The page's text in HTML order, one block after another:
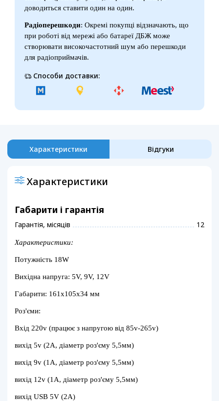
доводиться ставити один на один.
Радіоперешкоди: Окремі покупці відзначають, що
при роботі від мережі або батареї ДБЖ може
створювати високочастотний шум або перешкоди
для радіоприймачів.
Способи доставки:
Характеристики Відгуки
Характеристики
Габарити і гарантія
Гарантія, місяців 12
Характеристики:
Потужність 18W
Вихідна напруга: 5V, 9V, 12V
Габарити: 161х105х34 мм
Роз'єми:
Вхід 220v (працює з напругою від 85v-265v)
вихід 5v (2А, діаметр роз'єму 5,5мм)
вихід 9v (1А, діаметр роз'єму 5,5мм)
вихід 12v (1А, діаметр роз'єму 5,5мм)
вихід USB 5V (2А)